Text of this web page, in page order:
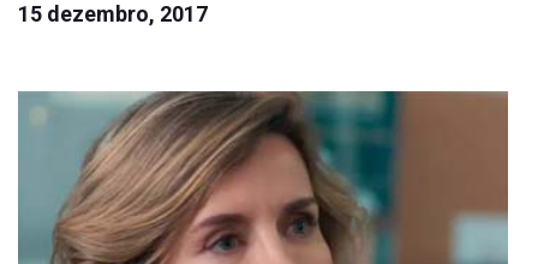
15 dezembro, 2017